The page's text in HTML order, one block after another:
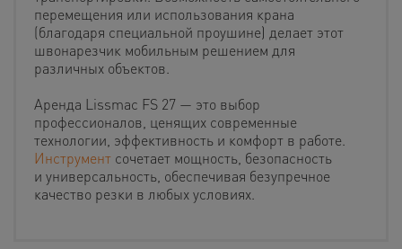
перемещения или использования крана
(благодаря специальной проушине) делает этот
швонарезчик мобильным решением для
различных объектов.
Аренда Lissmac FS 27 — это выбор
профессионалов, ценящих современные
технологии, эффективность и комфорт в работе.
Инструмент сочетает мощность, безопасность
и универсальность, обеспечивая безупречное
качество резки в любых условиях.